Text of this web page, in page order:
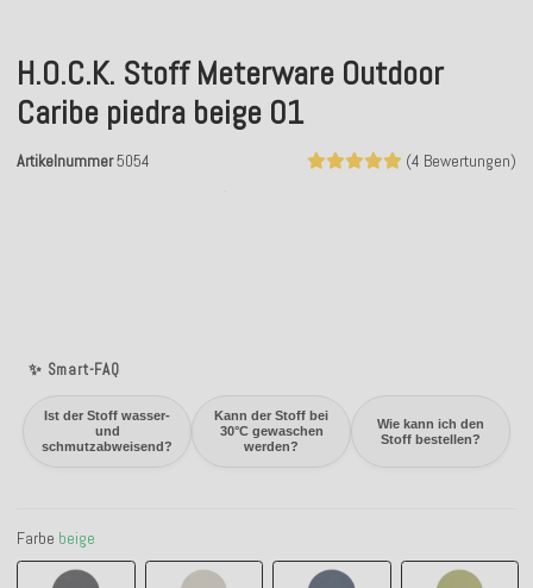
✨ Smart-FAQ
Ist der Stoff wasser-
und
schmutzabweisend?
Kann der Stoff bei
30°C gewaschen
werden?
Wie kann ich den
Stoff bestellen?
H.O.C.K. Stoff Meterware Outdoor
Caribe piedra beige 01
(4 Bewertungen)
Artikelnummer5054
Farbe beige
anthrazit negro beige blau marino grün